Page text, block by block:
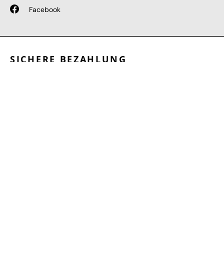
Facebook
SICHERE BEZAHLUNG